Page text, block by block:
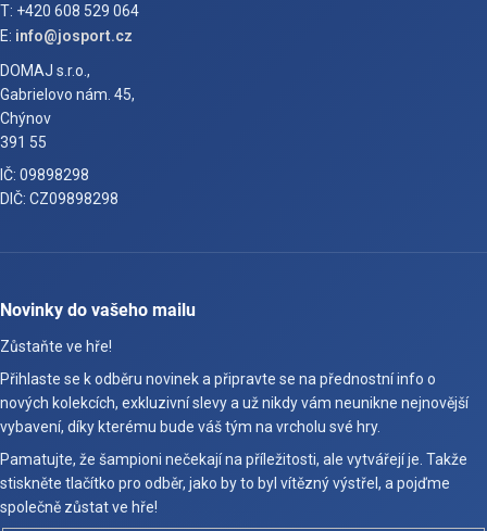
T: +420 608 529 064
E: info@josport.cz
DOMAJ s.r.o.,
Gabrielovo nám. 45,
Chýnov
391 55
IČ: 09898298
DIČ: CZ09898298
Novinky do vašeho mailu
Zůstaňte ve hře!
Přihlaste se k odběru novinek a připravte se na přednostní info o
nových kolekcích, exkluzivní slevy a už nikdy vám neunikne nejnovější
vybavení, díky kterému bude váš tým na vrcholu své hry.
Pamatujte, že šampioni nečekají na příležitosti, ale vytvářejí je. Takže
stiskněte tlačítko pro odběr, jako by to byl vítězný výstřel, a pojďme
společně zůstat ve hře!